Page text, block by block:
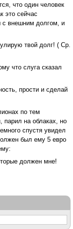
что один человек
это сейчас
с внешним долгом, и
твой долг! ( Ср.
что слуга сказал
прости и сделай
по тем
парил на облаках, но
спустя увидел
был ему 5 евро
должен мне!
о радости